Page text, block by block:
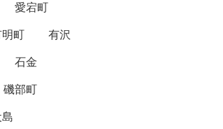
愛宕町
町
有沢
石金
磯部町